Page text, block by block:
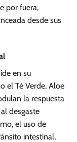
por fuera,
desde sus
en su
el Té Verde, Aloe
la respuesta
desgaste
el uso de
intestinal,